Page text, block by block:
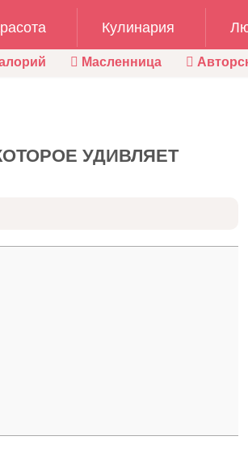
Кулинария
Масленница
УДИВЛЯЕТ